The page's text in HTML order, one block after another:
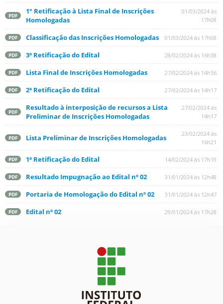
PDF
1° Retificação à Lista Final de Inscrições
Homologadas
01/03/2024 às
17h08
PDF Classificação das Inscrições Homologadas 01/03/2024 às 17h08
PDF 3ª Retificação do Edital 28/02/2024 às 16h38
PDF Lista Final de Inscrições Homologadas 27/02/2024 às 14h56
PDF 2ª Retificação do Edital 27/02/2024 às 14h17
PDF
Resultado à interposição de recursos a Lista
Preliminar de Inscrições Homologadas
27/02/2024 às
14h17
PDF Lista Preliminar de Inscrições Homologadas
23/02/2024 às
16h21
PDF 1ª Retificação do Edital 14/02/2024 às 17h19
PDF Resultado Impugnação ao Edital nº 02 31/01/2024 às 12h48
PDF Portaria de Homologação do Edital nº 02 31/01/2024 às 12h47
PDF Edital nº 02 29/01/2024 às 17h28